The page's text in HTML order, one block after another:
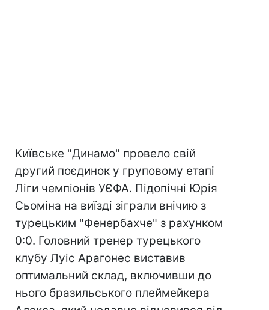
Київське "Динамо" провело свій
другий поєдинок у груповому етапі
Ліги чемпіонів УЄФА. Підопічні Юрія
Сьоміна на виїзді зіграли внічию з
турецьким "Фенербахче" з рахунком
0:0. Головний тренер турецького
клубу Луіс Арагонес виставив
оптимальний склад, включивши до
нього бразильського плеймейкера